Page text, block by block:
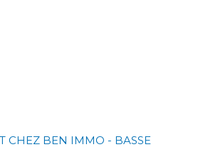
CHEZ BEN IMMO - BASSE